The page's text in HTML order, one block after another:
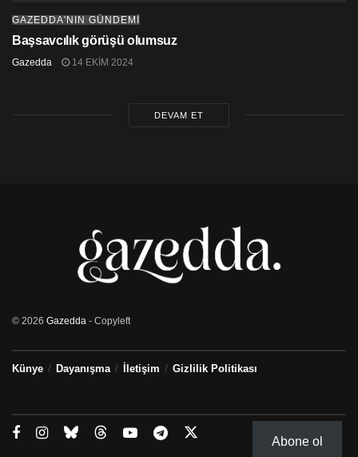
GAZEDDA'NIN GÜNDEMİ
Başsavcılık görüşü olumsuz
Gazedda 14 EKIM 2024
DEVAM ET
© 2026 Gazedda - Copyleft
Künye Dayanışma İletişim Gizlilik Politikası
Abone ol